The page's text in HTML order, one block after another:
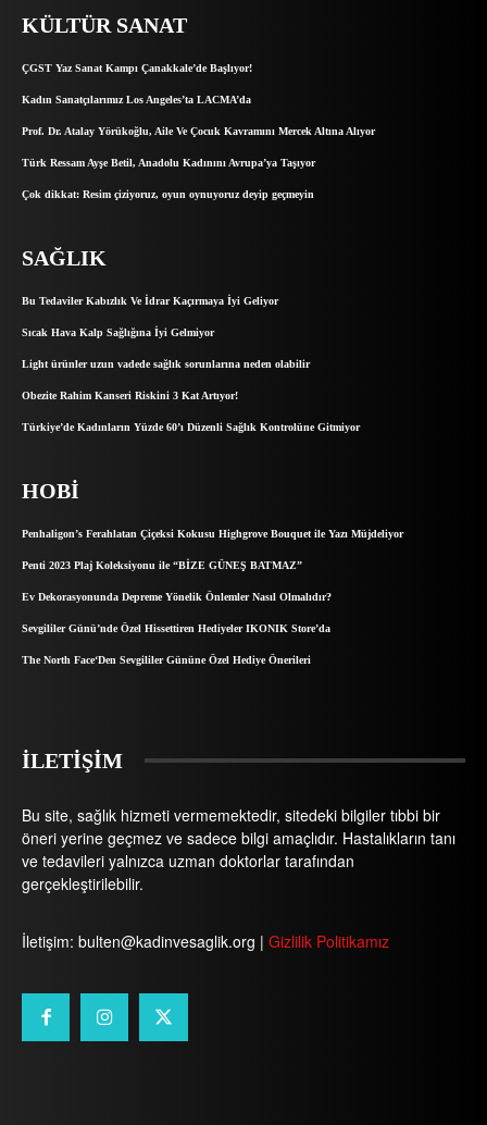
KÜLTÜR SANAT
ÇGST Yaz Sanat Kampı Çanakkale’de Başlıyor!
Kadın Sanatçılarımız Los Angeles’ta LACMA’da
Prof. Dr. Atalay Yörükoğlu, Aile Ve Çocuk Kavramını Mercek Altına Alıyor
Türk Ressam Ayşe Betil, Anadolu Kadınını Avrupa’ya Taşıyor
Çok dikkat: Resim çiziyoruz, oyun oynuyoruz deyip geçmeyin
SAĞLIK
Bu Tedaviler Kabızlık Ve İdrar Kaçırmaya İyi Geliyor
Sıcak Hava Kalp Sağlığına İyi Gelmiyor
Light ürünler uzun vadede sağlık sorunlarına neden olabilir
Obezite Rahim Kanseri Riskini 3 Kat Artıyor!
Türkiye’de Kadınların Yüzde 60’ı Düzenli Sağlık Kontrolüne Gitmiyor
HOBI
Penhaligon’s Ferahlatan Çiçeksi Kokusu Highgrove Bouquet ile Yazı Müjdeliyor
Penti 2023 Plaj Koleksiyonu ile “BİZE GÜNEŞ BATMAZ”
Ev Dekorasyonunda Depreme Yönelik Önlemler Nasıl Olmalıdır?
Sevgililer Günü’nde Özel Hissettiren Hediyeler IKONIK Store’da
The North Face‘Den Sevgililer Gününe Özel Hediye Önerileri
İLETİŞİM
Bu site, sağlık hizmeti vermemektedir, sitedeki bilgiler tıbbi bir
öneri yerine geçmez ve sadece bilgi amaçlıdır. Hastalıkların tanı
ve tedavileri yalnızca uzman doktorlar tarafından
gerçekleştirilebilir.
İletişim: bulten@kadinvesaglik.org | Gizlilik Politikamız